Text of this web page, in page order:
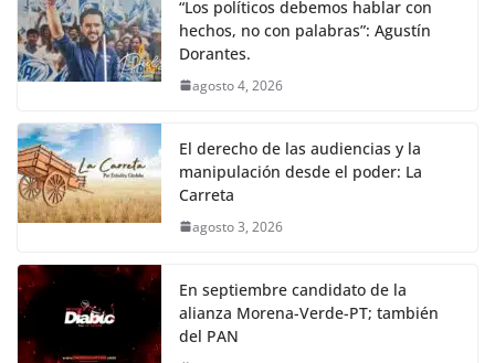
“Los políticos debemos hablar con
hechos, no con palabras”: Agustín
Dorantes.
agosto 4, 2026
El derecho de las audiencias y la
manipulación desde el poder: La
Carreta
agosto 3, 2026
En septiembre candidato de la
alianza Morena-Verde-PT; también
del PAN